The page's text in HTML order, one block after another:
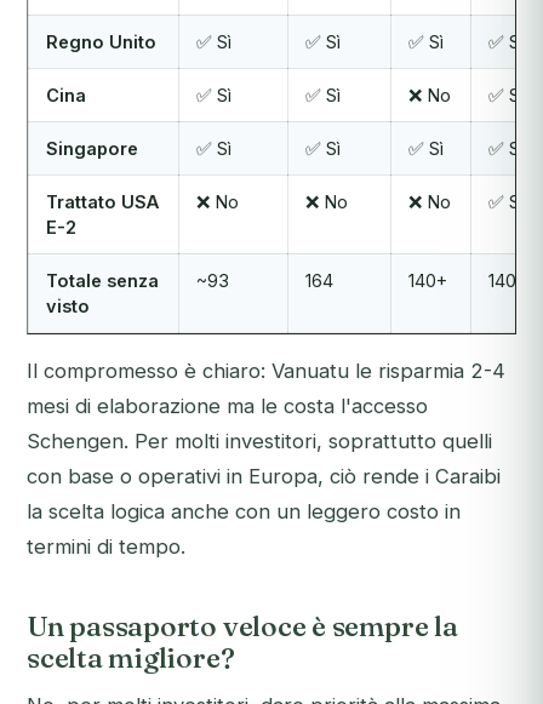
Regno Unito ✅ Sì ✅ Sì ✅ Sì ✅ Sì
Cina ✅ Sì ✅ Sì ❌ No ✅ Sì
Singapore ✅ Sì ✅ Sì ✅ Sì ✅ Sì
Trattato USA
E-2
❌ No ❌ No ❌ No ✅ Sì
Totale senza
visto
~93 164 140+ 140+
Il compromesso è chiaro: Vanuatu le risparmia 2-4
mesi di elaborazione ma le costa l'accesso
Schengen. Per molti investitori, soprattutto quelli
con base o operativi in Europa, ciò rende i Caraibi
la scelta logica anche con un leggero costo in
termini di tempo.
Un passaporto veloce è sempre la
scelta migliore?